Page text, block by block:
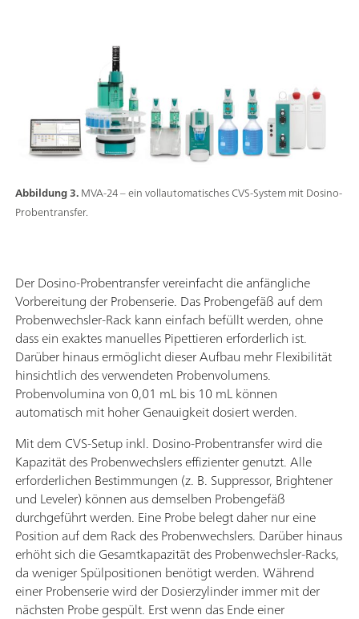
Abbildung 3.MVA-24 – ein vollautomatisches CVS-System mit Dosino-
Probentransfer.
Der Dosino-Probentransfer vereinfacht die anfängliche
Vorbereitung der Probenserie. Das Probengefäß auf dem
Probenwechsler-Rack kann einfach befüllt werden, ohne
dass ein exaktes manuelles Pipettieren erforderlich ist.
Darüber hinaus ermöglicht dieser Aufbau mehr Flexibilität
hinsichtlich des verwendeten Probenvolumens.
Probenvolumina von 0,01 mL bis 10 mL können
automatisch mit hoher Genauigkeit dosiert werden.
Mit dem CVS-Setup inkl. Dosino-Probentransfer wird die
Kapazität des Probenwechslers effizienter genutzt. Alle
erforderlichen Bestimmungen (z. B. Suppressor, Brightener
und Leveler) können aus demselben Probengefäß
durchgeführt werden. Eine Probe belegt daher nur eine
Position auf dem Rack des Probenwechslers. Darüber hinaus
erhöht sich die Gesamtkapazität des Probenwechsler-Racks,
da weniger Spülpositionen benötigt werden. Während
einer Probenserie wird der Dosierzylinder immer mit der
nächsten Probe gespült. Erst wenn das Ende einer